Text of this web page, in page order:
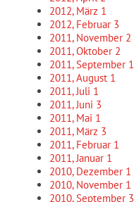
2012, März 1
2012, Februar 3
2011, November 2
2011, Oktober 2
2011, September 1
2011, August 1
2011, Juli 1
2011, Juni 3
2011, Mai 1
2011, März 3
2011, Februar 1
2011, Januar 1
2010, Dezember 1
2010, November 1
2010, September 3